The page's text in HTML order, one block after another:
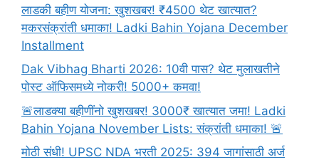
Janak
)2024
लाडकी बहीण योजना: खुशखबर! ₹4500 थेट खात्यात?
मकरसंक्रांती धमाका! Ladki Bahin Yojana December
Installment
Dak Vibhag Bharti 2026: 10वी पास? थेट मुलाखतीने
पोस्ट ऑफिसमध्ये नोकरी! 5000+ कमवा!
🚨लाडक्या बहीणींनो खुशखबर! 3000₹ खात्यात जमा! Ladki
Bahin Yojana November Lists: संक्रांती धमाका! 🚨
मोठी संधी! UPSC NDA भरती 2025: 394 जागांसाठी अर्ज